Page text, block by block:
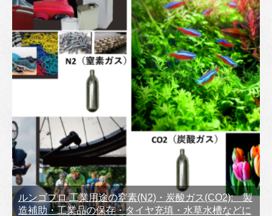
ルンゴプロ 工業用途の窒素(N2)・炭酸ガス(CO2): 製
造補助・工業品の保存・タイヤ充填・水草水槽などに